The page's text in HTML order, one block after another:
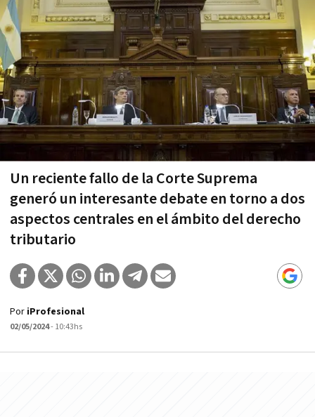
Un reciente fallo de la Corte Suprema
generó un interesante debate en torno a dos
aspectos centrales en el ámbito del derecho
tributario
Por iProfesional
02/05/2024- 10:43hs